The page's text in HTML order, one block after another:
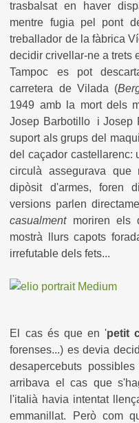
trasbalsat en haver
mentre fugia pel pont
treballador de la fàbrica
decidir crivellar-ne a trets
Tampoc es pot
carretera de Vilada (
1949 amb la mort dels
Josep Barbotillo i Josep
suport als grups del
del caçador castellarenc:
circulà assegurava que
dipòsit d'armes, foren
versions parlen
casualmentmoriren els
mostrà llurs capots
irrefutable dels fets...
El cas és que en 'petit
forenses...) es devia
desapercebuts
arribava el cas que
l'italià havia intentat
emmanillat. Però com